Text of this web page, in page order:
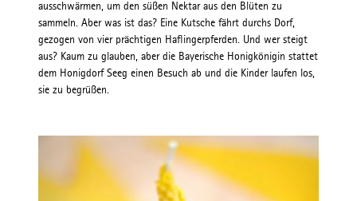
ausschwärmen, um den süßen Nektar aus den Blüten zu
sammeln. Aber was ist das? Eine Kutsche fährt durchs Dorf,
gezogen von vier prächtigen Haflingerpferden. Und wer steigt
aus? Kaum zu glauben, aber die Bayerische Honigkönigin stattet
dem Honigdorf Seeg einen Besuch ab und die Kinder laufen los,
sie zu begrüßen.